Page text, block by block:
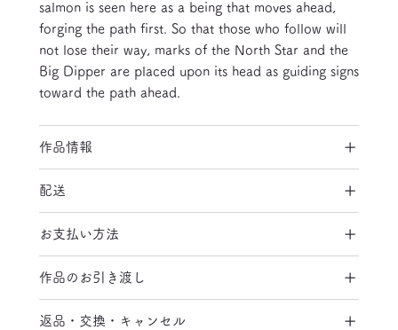
salmon is seen here as a being that moves ahead,
forging the path first. So that those who follow will
not lose their way, marks of the North Star and the
Big Dipper are placed upon its head as guiding signs
toward the path ahead.
作品情報
配送
お支払い方法
作品のお引き渡し
返品・交換・キャンセル